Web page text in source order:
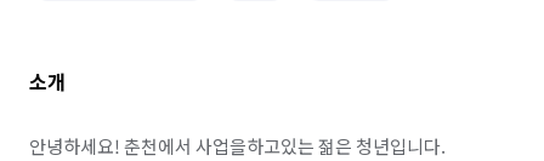
소개
안녕하세요! 춘천에서 사업을하고있는 젊은 청년입니다.